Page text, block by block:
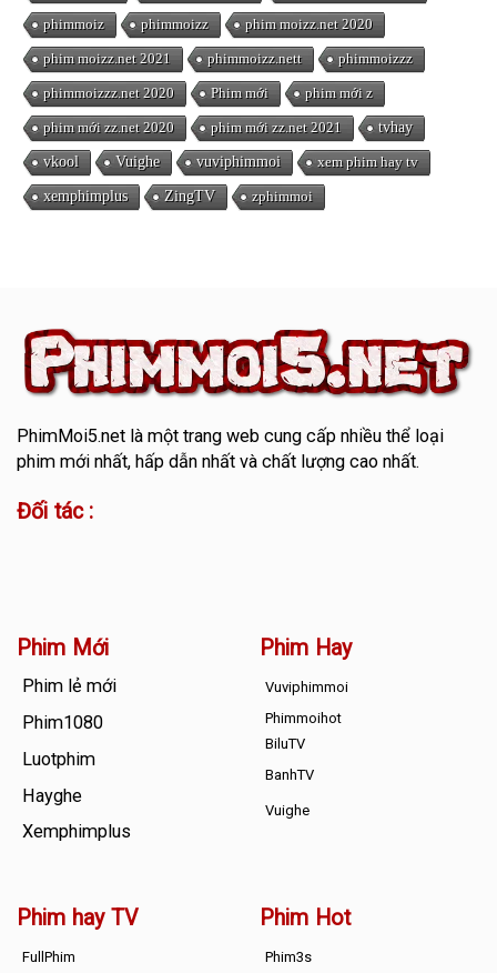
phimmoiz phimmoizz phim moizz.net 2020
phim moizz.net 2021 phimmoizz.nett phimmoizzz
phimmoizzz.net 2020 Phim mới phim mới z
phim mới zz.net 2020 phim mới zz.net 2021 tvhay
vkool Vuighe vuviphimmoi xem phim hay tv
xemphimplus ZingTV zphimmoi
PhimMoi5.netlà một trang web cung cấp nhiều thể loại
phim mới nhất, hấp dẫn nhất và chất lượng cao nhất.
Đối tác :
Phim Mới
Phim lẻ mới
Phim1080
Luotphim
Hayghe
Xemphimplus
Phim Hay
Vuviphimmoi
Phimmoihot
BiluTV
BanhTV
Vuighe
Phim hay TV
FullPhim
Phim Hot
Phim3s